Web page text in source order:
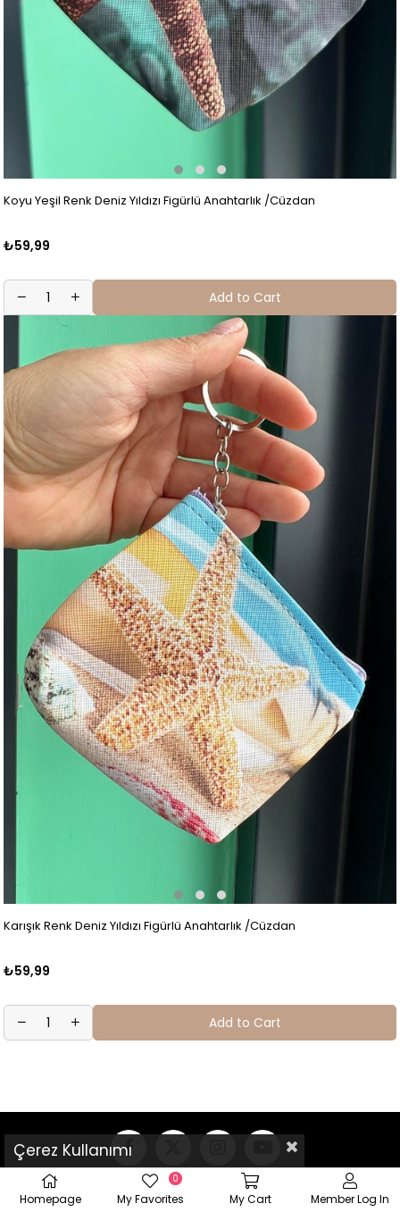
Koyu Yeşil Renk Deniz Yıldızı Figürlü Anahtarlık /Cüzdan
₺59,99
Add to Cart
Karışık Renk Deniz Yıldızı Figürlü Anahtarlık /Cüzdan
₺59,99
Add to Cart
Çerez Kullanımı
Homepage My Favorites
0
My Cart Member Log In